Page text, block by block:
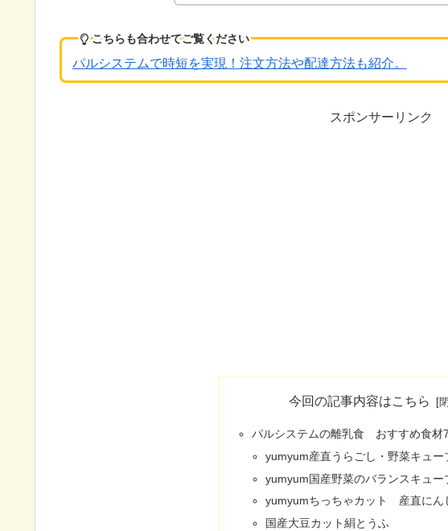
こちらも合わせてご覧ください
パルシステムで時短を実現！注文方法や配達方法も紹介。
スポンサーリンク
今回の記事内容はこちら
パルシステムの離乳食 おすすめ食材
yumyum産直うらごし・野菜キュー
yumyum国産野菜のバランスキュー
yumyumちっちゃカット 産直にん
国産大豆カット絹とうふ